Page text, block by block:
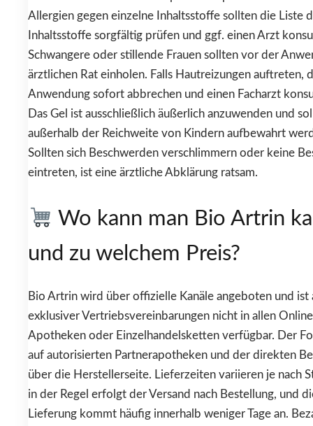
Allergien gegen einzelne Inhaltsstoffe sollten die Liste
Inhaltsstoffe sorgfältig prüfen und ggf. einen Arzt
Schwangere oder stillende Frauen sollten vor der
ärztlichen Rat einholen. Falls Hautreizungen auftreten,
Anwendung sofort abbrechen und einen Facharzt
Das Gel ist ausschließlich äußerlich anzuwenden und
außerhalb der Reichweite von Kindern aufbewahrt
Sollten sich Beschwerden verschlimmern oder keine
eintreten, ist eine ärztliche Abklärung ratsam.
Wo kann man Bio Artrin
und zu welchem Preis?
Bio Artrin wird über offizielle Kanäle angeboten und ist
exklusiver Vertriebsvereinbarungen nicht in allen
Apotheken oder Einzelhandelsketten verfügbar. Der
auf autorisierten Partnerapotheken und der direkten
über die Herstellerseite. Lieferzeiten variieren je nach
in der Regel erfolgt der Versand nach Bestellung, und
Lieferung kommt häufig innerhalb weniger Tage an.